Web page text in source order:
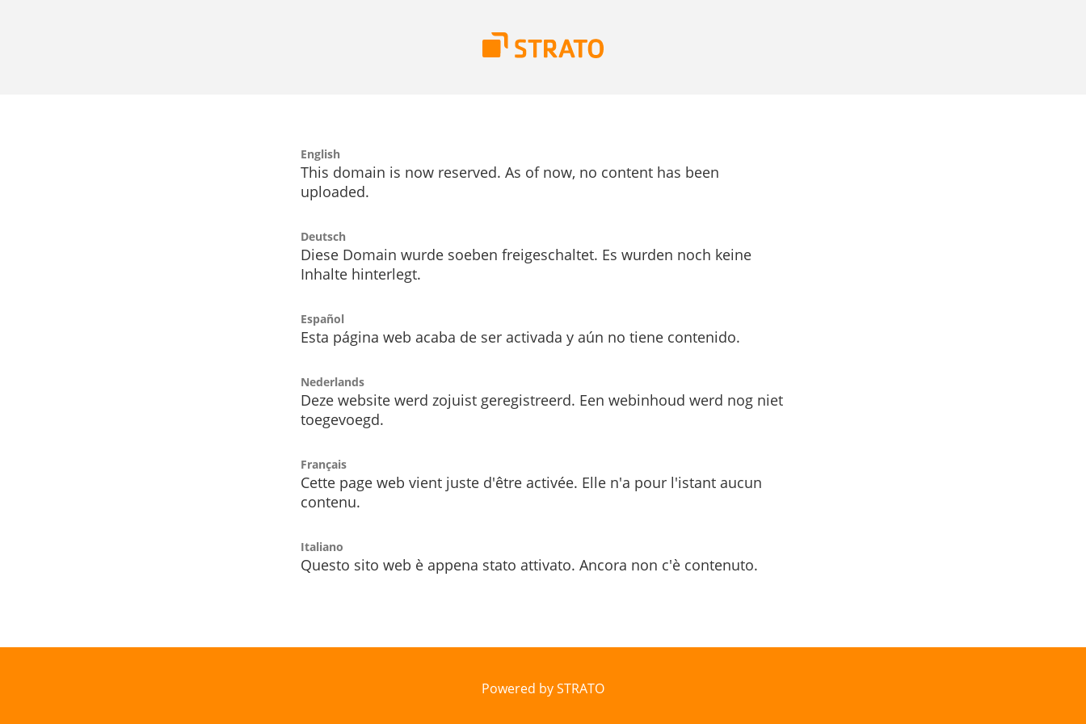
English
This domain is now reserved. As of now, no content has been
uploaded.
Deutsch
Diese Domain wurde soeben freigeschaltet. Es wurden noch keine
Inhalte hinterlegt.
Español
Esta página web acaba de ser activada y aún no tiene contenido.
Nederlands
Deze website werd zojuist geregistreerd. Een webinhoud werd nog niet
toegevoegd.
Français
Cette page web vient juste d'être activée. Elle n'a pour l'istant aucun
contenu.
Italiano
Questo sito web è appena stato attivato. Ancora non c'è contenuto.
Powered by STRATO